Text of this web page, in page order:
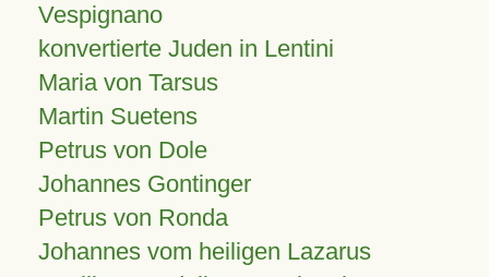
Vespignano
konvertierte Juden in Lentini
Maria von Tarsus
Martin Suetens
Petrus von Dole
Johannes Gontinger
Petrus von Ronda
Johannes vom heiligen Lazarus